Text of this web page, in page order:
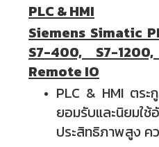
PLC & HMI
Siemens Simatic
S7-400, S7-
Remote IO
PLC & HMI ตระ
ยอมรับและนิย
ประสิทธิภาพสูง ค